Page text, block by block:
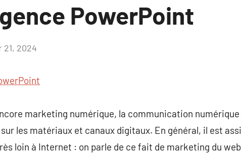
PowerPoint
2024
marketing numérique, la communication
les matériaux et canaux digitaux. En général, il est
loin à Internet : on parle de ce fait de marketing du web